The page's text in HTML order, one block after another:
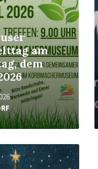
am
dem